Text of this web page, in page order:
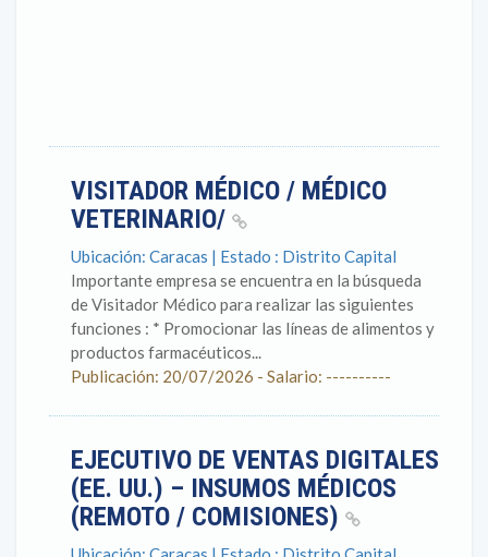
VISITADOR MÉDICO / MÉDICO
VETERINARIO/
Ubicación: Caracas | Estado : Distrito Capital
Importante empresa se encuentra en la búsqueda
de Visitador Médico para realizar las siguientes
funciones : * Promocionar las líneas de alimentos y
productos farmacéuticos...
Publicación: 20/07/2026 - Salario: ----------
EJECUTIVO DE VENTAS DIGITALES
(EE. UU.) – INSUMOS MÉDICOS
(REMOTO / COMISIONES)